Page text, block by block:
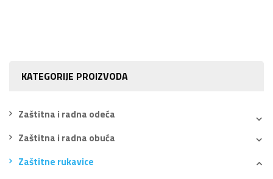
KATEGORIJE PROIZVODA
Zaštitna i radna odeća
Zaštitna i radna obuća
Zaštitne rukavice